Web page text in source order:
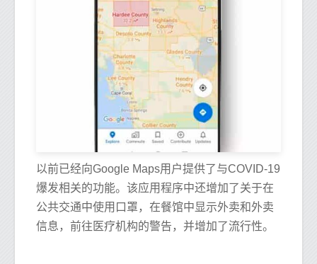
以前已经向Google Maps用户提供了与COVID-19
爆发相关的功能。该应用程序中还增加了关于在
公共交通中使用口罩，在餐馆中显示外卖和外卖
信息，前往医疗机构的警告，并增加了流行性。